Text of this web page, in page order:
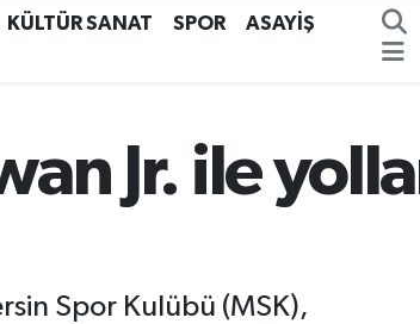
%0.32
0.15
KÜLTÜR SANAT SPOR
ASAYİŞ
Jr. ile
Spor Kulübü (MSK),